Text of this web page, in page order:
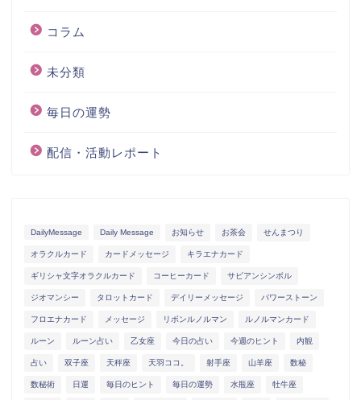
コラム
未分類
毎日の運勢
配信・活動レポート
DailyMessage Daily Message お知らせ お茶会 せんまつり
オラクルカード カードメッセージ キラエナカード
ギリシャ文字オラクルカード コーヒーカード サビアンシンボル
ジオマンシー タロットカード デイリーメッセージ パワーストーン
フロエナカード メッセージ リボンルノルマン ルノルマンカード
ルーン ルーン占い 乙女座 今日の占い 今週のヒント 内観
占い 双子座 天秤座 天羽ココ。 射手座 山羊座 数秘
数秘術 日運 毎日のヒント 毎日の運勢 水瓶座 牡牛座